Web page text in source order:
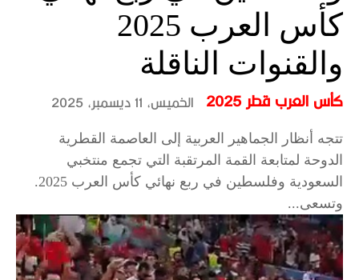
كأس العرب 2025
والقنوات الناقلة
كأس العرب قطر 2025 الخميس، 11 ديسمبر، 2025
تتجه أنظار الجماهير العربية إلى العاصمة القطرية
الدوحة لمتابعة القمة المرتقبة التي تجمع منتخبي
السعودية وفلسطين في ربع نهائي كأس العرب 2025.
وتسعى...